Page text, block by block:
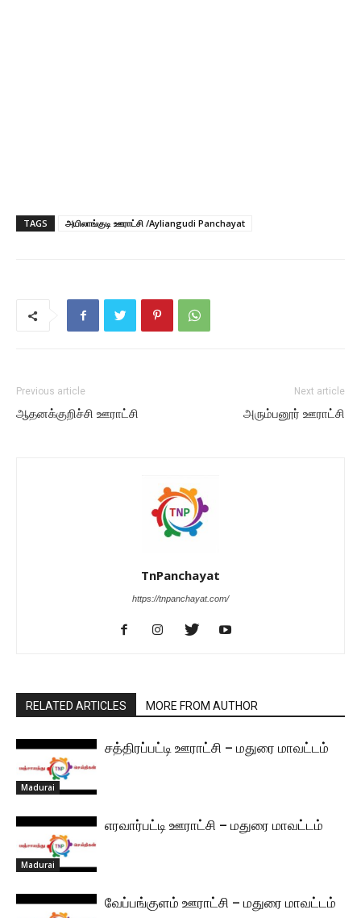
TAGS அயிலாங்குடி ஊராட்சி /Ayliangudi Panchayat
Previous article
ஆதனக்குறிச்சி ஊராட்சி
Next article
அரும்பனூர் ஊராட்சி
TnPanchayat
https://tnpanchayat.com/
RELATED ARTICLES MORE FROM AUTHOR
Madurai
சத்திரப்பட்டி ஊராட்சி – மதுரை மாவட்டம்
Madurai
எரவார்பட்டி ஊராட்சி – மதுரை மாவட்டம்
வேப்பங்குளம் ஊராட்சி – மதுரை மாவட்டம்